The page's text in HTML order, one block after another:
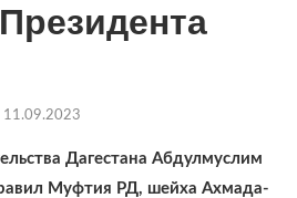
11.09.2023
Дагестана Абдулмуслим
Муфтия РД, шейха Ахмада-